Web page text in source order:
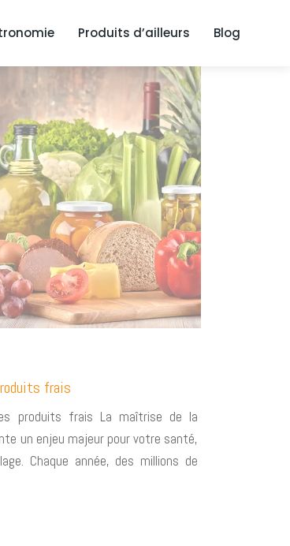
Produits d’ailleurs Blog
frais
produits frais La maîtrise de la
un enjeu majeur pour votre santé,
Chaque année, des millions de